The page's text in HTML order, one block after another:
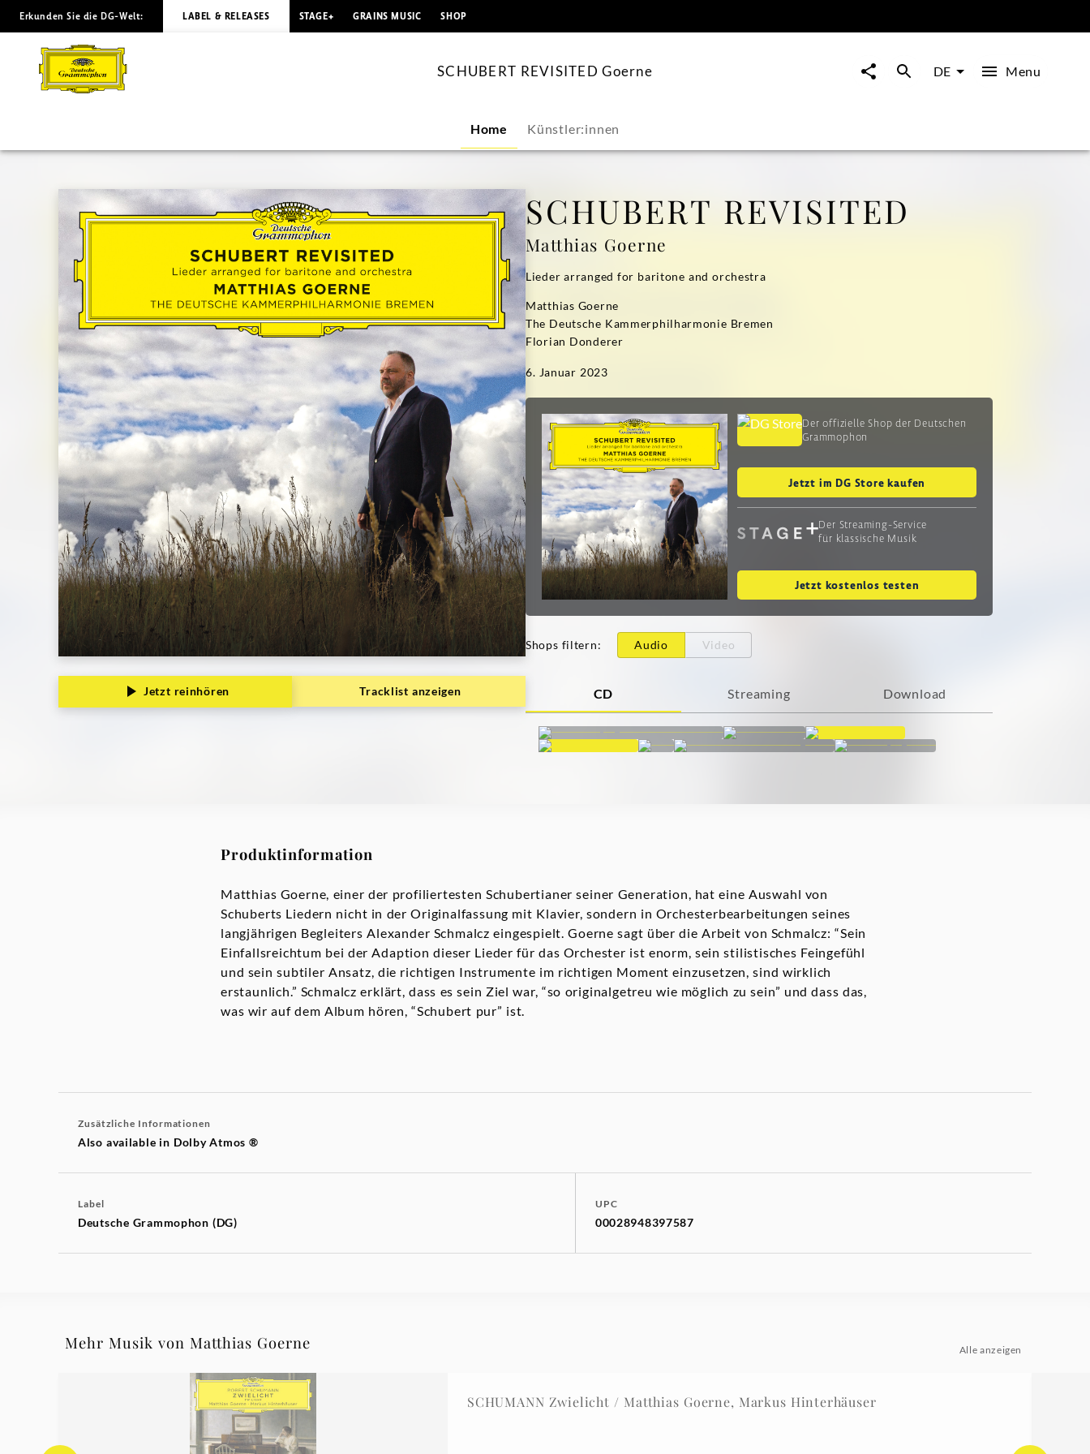
SCHUBERT
REVISITED
|
Deutsche
Grammophon
Erkunden Sie die DG-Welt: LABEL & RELEASES STAGE+ GRAINS MUSIC SHOP
SCHUBERT REVISITED Goerne DE Menu
Home Künstler:innen
Jetzt reinhören Tracklist anzeigen
SCHUBERT REVISITED
Matthias Goerne
Lieder arranged for baritone and orchestra
Matthias Goerne
The Deutsche Kammerphilharmonie Bremen
Florian Donderer
6. Januar 2023
Der offizielle Shop der Deutschen
Grammophon
Jetzt im DG Store kaufen
Der Streaming-Service
für klassische Musik
Jetzt kostenlos testen
Shops filtern: Audio Video
CD Streaming Download
Produktinformation
Matthias Goerne, einer der profiliertesten Schubertianer seiner Generation, hat eine Auswahl von
Schuberts Liedern nicht in der Originalfassung mit Klavier, sondern in Orchesterbearbeitungen seines
langjährigen Begleiters Alexander Schmalcz eingespielt. Goerne sagt über die Arbeit von Schmalcz: “Sein
Einfallsreichtum bei der Adaption dieser Lieder für das Orchester ist enorm, sein stilistisches Feingefühl
und sein subtiler Ansatz, die richtigen Instrumente im richtigen Moment einzusetzen, sind wirklich
erstaunlich.” Schmalcz erklärt, dass es sein Ziel war, “so originalgetreu wie möglich zu sein” und dass das,
was wir auf dem Album hören, “Schubert pur” ist.
Zusätzliche Informationen
Also available in Dolby Atmos ®
Label
Deutsche Grammophon (DG)
UPC
00028948397587
Mehr Musik von Matthias Goerne Alle anzeigen
SCHUMANN Zwielicht / Matthias Goerne, Markus Hinterhäuser